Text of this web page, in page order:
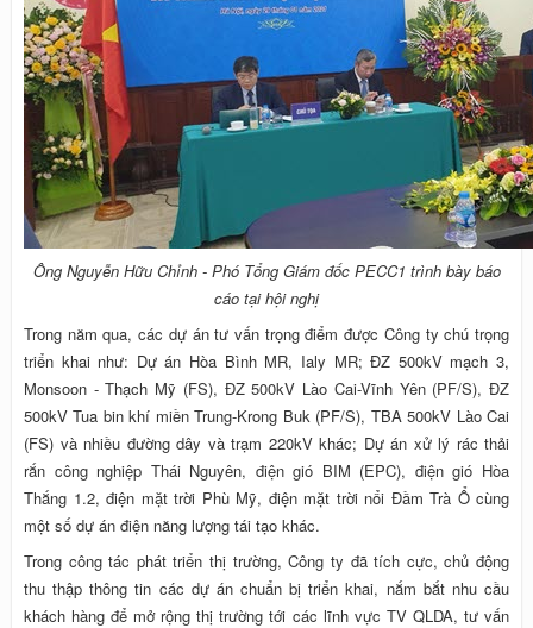
Ông Nguyễn Hữu Chỉnh - Phó Tổng Giám đốc PECC1 trình bày báo
cáo tại hội nghị
Trong năm qua, các dự án tư vấn trọng điểm được Công ty chú trọng
triển khai như: Dự án Hòa Bình MR, Ialy MR; ĐZ 500kV mạch 3,
Monsoon - Thạch Mỹ (FS), ĐZ 500kV Lào Cai-Vĩnh Yên (PF/S), ĐZ
500kV Tua bin khí miền Trung-Krong Buk (PF/S), TBA 500kV Lào Cai
(FS) và nhiều đường dây và trạm 220kV khác; Dự án xử lý rác thải
rắn công nghiệp Thái Nguyên, điện gió BIM (EPC), điện gió Hòa
Thắng 1.2, điện mặt trời Phù Mỹ, điện mặt trời nổi Đầm Trà Ổ cùng
một số dự án điện năng lượng tái tạo khác.
Trong công tác phát triển thị trường, Công ty đã tích cực, chủ động
thu thập thông tin các dự án chuẩn bị triển khai, nắm bắt nhu cầu
khách hàng để mở rộng thị trường tới các lĩnh vực TV QLDA, tư vấn